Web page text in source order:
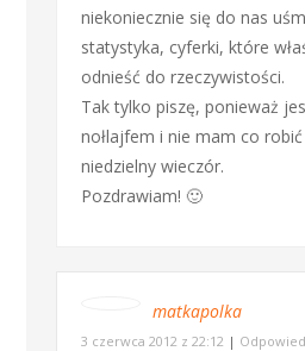
niekoniecznie się do nas
statystyka, cyferki, które
odnieść do rzeczywistości.
Tak tylko piszę, ponieważ
nołlajfem i nie mam co
niedzielny wieczór.
Pozdrawiam! 🙂
matkapolka
3 czerwca 2012 z 22:12 |